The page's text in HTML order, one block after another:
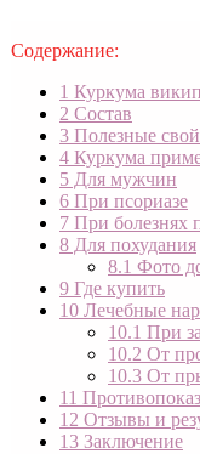
Содержание:
1 Куркума
2 Состав
3 Полезные
4 Куркума
5 Для мужчин
6 При псориазе
7 При болезнях
8 Для похудания
8.1 Фото
9 Где купить
10 Лечебные
10.1 При
10.2 От
10.3 От
11
12 Отзывы и
13 Заключение